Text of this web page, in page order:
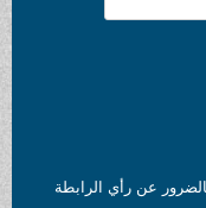
رأي الرابطة